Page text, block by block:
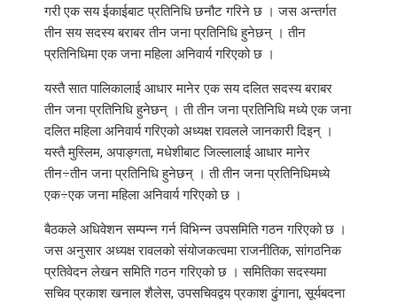
गरी एक सय ईकाईबाट प्रतिनिधि छनौट गरिने छ । जस अन्तर्गत
तीन सय सदस्य बराबर तीन जना प्रतिनिधि हुनेछन् । तीन
प्रतिनिधिमा एक जना महिला अनिवार्य गरिएको छ ।
यस्तै सात पालिकालाई आधार मानेर एक सय दलित सदस्य बराबर
तीन जना प्रतिनिधि हुनेछन् । ती तीन जना प्रतिनिधि मध्ये एक जना
दलित महिला अनिवार्य गरिएको अध्यक्ष रावलले जानकारी दिइन् ।
यस्तै मुस्लिम, अपाङ्गता, मधेशीबाट जिल्लालाई आधार मानेर
तीन÷तीन जना प्रतिनिधि हुनेछन् । ती तीन जना प्रतिनिधिमध्ये
एक÷एक जना महिला अनिवार्य गरिएको छ ।
बैठकले अधिवेशन सम्पन्न गर्न विभिन्न उपसमिति गठन गरिएको छ ।
जस अनुसार अध्यक्ष रावलको संयोजकत्वमा राजनीतिक, सांगठनिक
प्रतिवेदन लेखन समिति गठन गरिएको छ । समितिका सदस्यमा
सचिव प्रकाश खनाल शैलेस, उपसचिवद्वय प्रकाश ढुंगाना, सूर्यबदना